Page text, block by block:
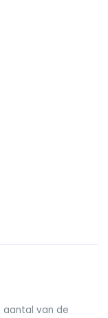
aantal van de